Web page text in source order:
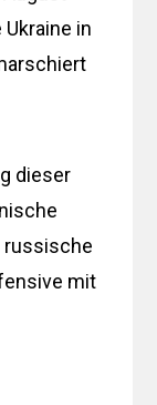
in
dieser
russische
mit